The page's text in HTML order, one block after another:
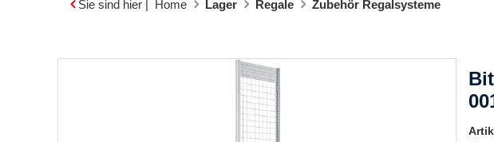
Sie sind hier | Home Lager Regale Zubehör Regalsysteme